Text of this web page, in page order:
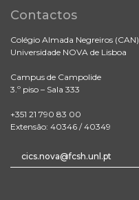
Contactos
Colégio Almada Negreiros (CAN)
Universidade NOVA de Lisboa
Campus de Campolide
3.º piso – Sala 333
+351 21 790 83 00
Extensão: 40346 / 40349
cics.nova@fcsh.unl.pt